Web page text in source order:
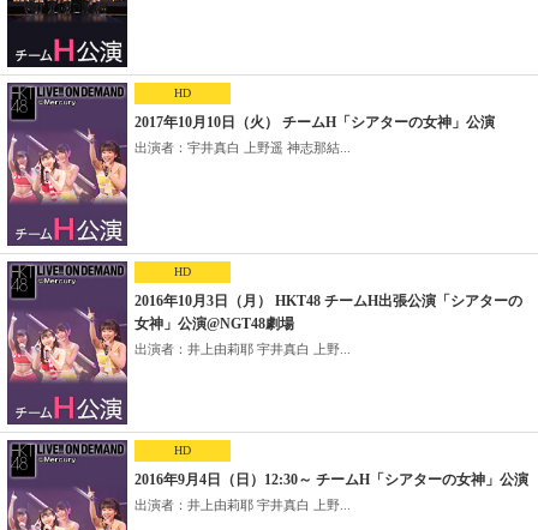
HD
2017年10月10日（火） チームH「シアターの女神」公演
出演者：宇井真白 上野遥 神志那結...
HD
2016年10月3日（月） HKT48 チームH出張公演「シアターの
女神」公演@NGT48劇場
出演者：井上由莉耶 宇井真白 上野...
HD
2016年9月4日（日）12:30～ チームH「シアターの女神」公演
出演者：井上由莉耶 宇井真白 上野...